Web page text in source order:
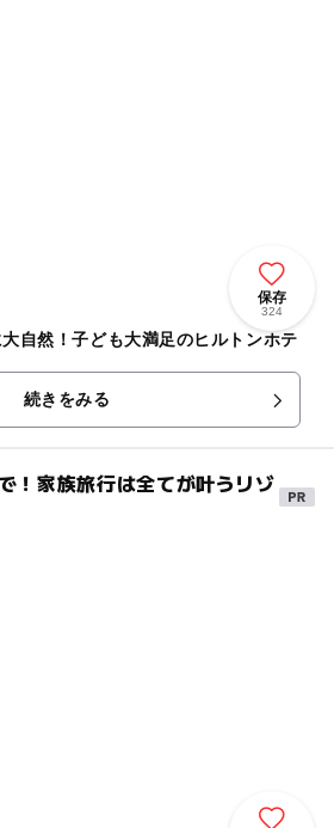
保存
324
自然！子ども大満足のヒルトンホテ
続きをみる
！家族旅行は全てが叶うリゾ